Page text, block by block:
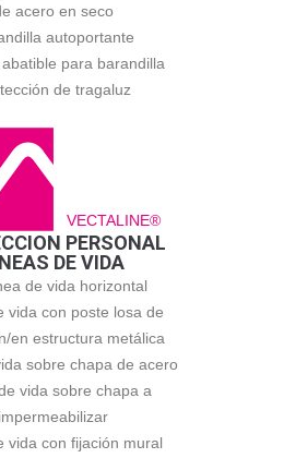
acero en seco
autoportante
para barandilla
de tragaluz
VECTALINE®
PERSONAL
DE VIDA
de vida horizontal
vida con poste losa de
en estructura metálica
sobre chapa de acero
vida sobre chapa a
impermeabilizar
vida con fijación mural